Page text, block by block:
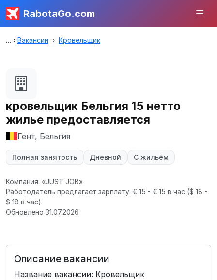
RabotaGo.com
Вакансии Кровельщик
кровельщик Бельгия 15 нетто
жилье предоставляется
Гент, Бельгия
Полная занятость Дневной С жильём
Компания: «JUST JOB»
Работодатель предлагает зарплату: € 15 - € 15 в час ($ 18 -
$ 18 в час).
Обновлено 31.07.2026
Описание вакансии
Название вакансии: Кровельщик